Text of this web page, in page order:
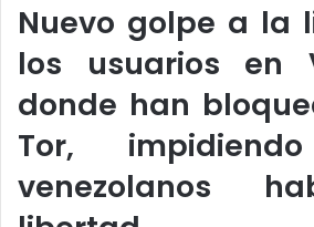
Nuevo golpe a la
los usuarios en
donde han
Tor,
venezolanos